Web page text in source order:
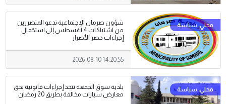
شؤون صرمان الاجتماعية تدعو المتضررين
من اشتباكات 4 أغسطس إلى استكمال
إجراءات حصر الأضرار
2026-08-10 14:20:55
بلدية سوق الجمعة تتخذ إجراءات قانونية بحق
معارض سيارات مخالفة بطريق 20 رمضان